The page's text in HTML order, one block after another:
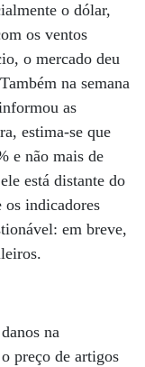
o dólar,
os ventos
o mercado deu
na semana
as
estima-se que
e não mais de
está distante do
indicadores
em breve,
na
preço de artigos